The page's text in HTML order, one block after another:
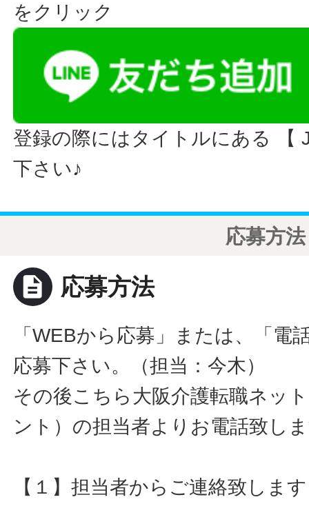
をクリック
登録の際にはタイトルにある 【
下さい♪
応募方法
description 応募方法
「WEBから応募」または、「電
応募下さい。（担当：今木）
その後こちら大阪介護転職ネッ
ント）の担当者よりお電話致し
【１】担当者からご連絡致します